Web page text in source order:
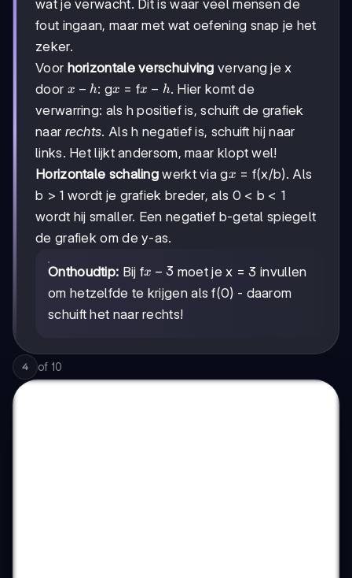
wat je verwacht. Dit is waar veel mensen de
fout ingaan, maar met wat oefening snap je het
zeker.
Voor horizontale verschuiving vervang je x
door x
h
x − h: gx
x = fx
h
x − h. Hier komt de
verwarring: als h positief is, schuift de grafiek
naar rechts. Als h negatief is, schuift hij naar
links. Het lijkt andersom, maar klopt wel!
Horizontale schaling werkt via gx
x = f(x/b). Als
b > 1 wordt je grafiek breder, als 0 < b < 1
wordt hij smaller. Een negatief b-getal spiegelt
de grafiek om de y-as.
Onthoudtip: Bij fx
-
3
x − 3 moet je x = 3 invullen
om hetzelfde te krijgen als f(0) - daarom
schuift het naar rechts!
4 of 10